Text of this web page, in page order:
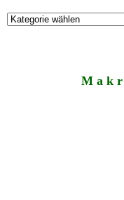
M a k